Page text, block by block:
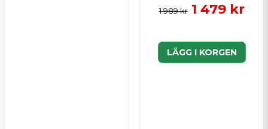
1 989 kr 1 479 kr
LÄGG I KORGEN